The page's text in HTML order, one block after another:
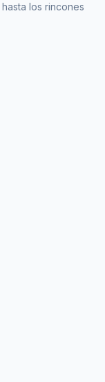
los rincones